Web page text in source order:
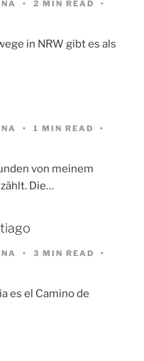
2 MIN READ
in NRW gibt es als
1 MIN READ
von meinem
Die…
3 MIN READ
es el Camino de